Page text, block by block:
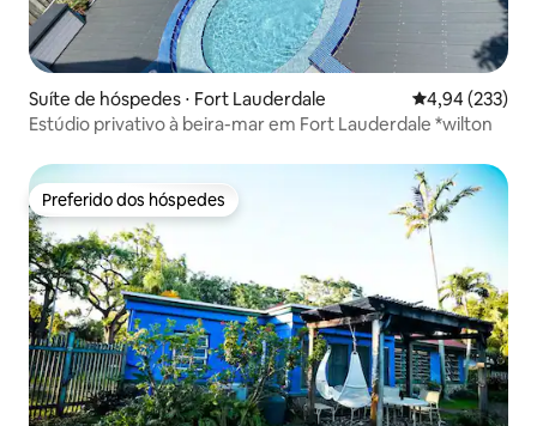
Suíte de hóspedes ⋅ Fort Lauderdale 4,94 de uma
4,94 (233)
Estúdio privativo à beira-mar em Fort Lauderdale *wilton
Preferido dos hóspedes
Preferido dos hóspedes